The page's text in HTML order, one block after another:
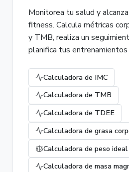
Monitorea tu salud y
fitness. Calcula métricas
y TMB, realiza un
planifica tus
Calculadora de IMC
Calculadora de TMB
Calculadora de TDEE
Calculadora de grasa
Calculadora de peso ideal
Calculadora de masa